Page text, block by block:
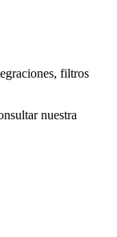
filtros
nuestra